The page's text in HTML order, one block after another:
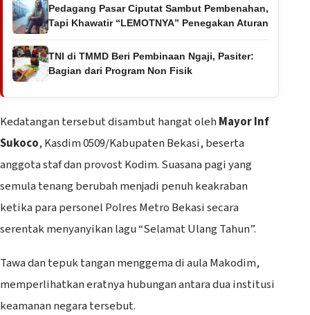
Pedagang Pasar Ciputat Sambut Pembenahan,
Tapi Khawatir “LEMOTNYA” Penegakan Aturan
TNI di TMMD Beri Pembinaan Ngaji, Pasiter:
Bagian dari Program Non Fisik
Kedatangan tersebut disambut hangat olehMayor Inf
Sukoco, Kasdim 0509/Kabupaten Bekasi, beserta
anggota staf dan provost Kodim. Suasana pagi yang
semula tenang berubah menjadi penuh keakraban
ketika para personel Polres Metro Bekasi secara
serentak menyanyikan lagu “Selamat Ulang Tahun”.
Tawa dan tepuk tangan menggema di aula Makodim,
memperlihatkan eratnya hubungan antara dua institusi
keamanan negara tersebut.